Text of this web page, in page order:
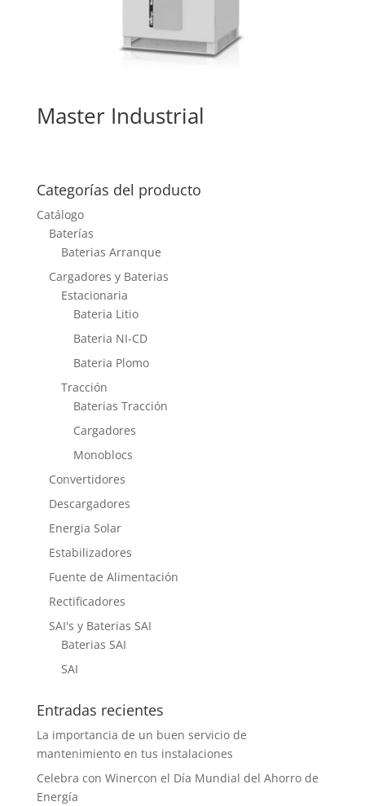
Master Industrial
Categorías del producto
Catálogo
Baterías
Baterias Arranque
Cargadores y Baterias
Estacionaria
Bateria Litio
Bateria NI-CD
Bateria Plomo
Tracción
Baterias Tracción
Cargadores
Monoblocs
Convertidores
Descargadores
Energia Solar
Estabilizadores
Fuente de Alimentación
Rectificadores
SAI's y Baterias SAI
Baterias SAI
SAI
Entradas recientes
La importancia de un buen servicio de
mantenimiento en tus instalaciones
Celebra con Winercon el Día Mundial del Ahorro de
Energía